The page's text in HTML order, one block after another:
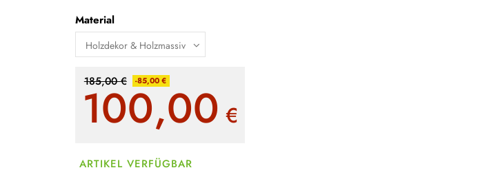
Material
185,00 € -85,00 €
100,00 €
ARTIKEL VERFÜGBAR